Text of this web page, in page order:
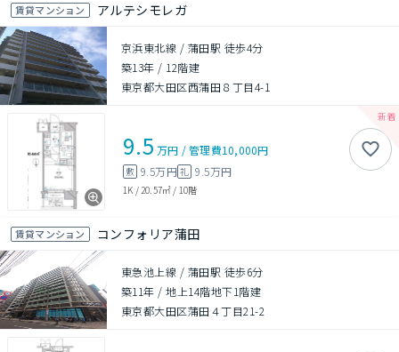
賃貸マンション アルテシモレガ
京浜東北線 / 蒲田駅 徒歩4分
築13年 / 12階建
東京都大田区西蒲田８丁目4-1
9.5 万円 /管理費10,000円
敷 9.5万円礼 9.5万円
1K / 20.57㎡ / 10階
賃貸マンション コンフォリア蒲田
東急池上線 / 蒲田駅 徒歩6分
築11年 /地上14階地下1階建
東京都大田区蒲田４丁目21-2